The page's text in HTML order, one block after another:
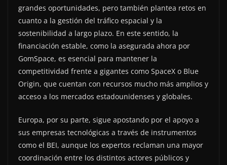
grandes oportunidades, pero también plantea retos en
cuanto a la gestión del tráfico espacial y la
sostenibilidad a largo plazo. En este sentido, la
financiación estable, como la asegurada ahora por
GomSpace, es esencial para mantener la
competitividad frente a gigantes como SpaceX o Blue
Origin, que cuentan con recursos mucho más amplios y
acceso a los mercados estadounidenses y globales.
Europa, por su parte, sigue apostando por el apoyo a
sus empresas tecnológicas a través de instrumentos
como el BEI, aunque los expertos reclaman una mayor
coordinación entre los distintos actores públicos y